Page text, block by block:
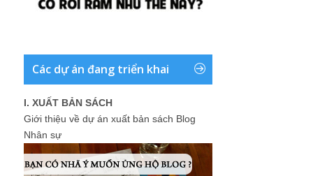
Các dự án đang triển khai
I. XUẤT BẢN SÁCH
Giới thiệu về dự án xuất bản sách Blog
Nhân sự